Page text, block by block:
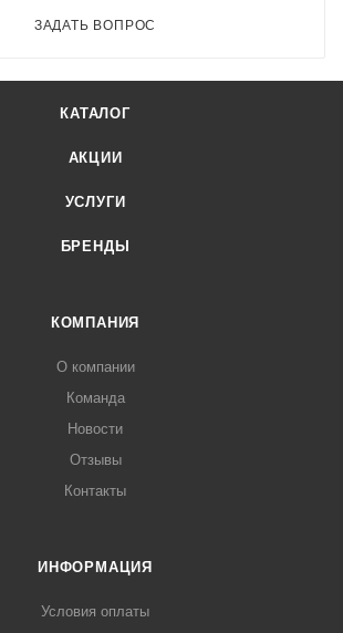
ЗАДАТЬ ВОПРОС
КАТАЛОГ
АКЦИИ
УСЛУГИ
БРЕНДЫ
КОМПАНИЯ
О компании
Команда
Новости
Отзывы
Контакты
ИНФОРМАЦИЯ
Условия оплаты